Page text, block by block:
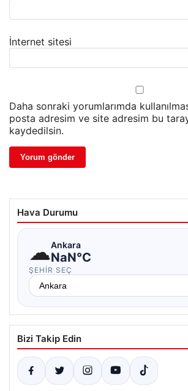
İnternet sitesi
Daha sonraki yorumlarımda
posta adresim ve site adresim bu
kaydedilsin.
Hava Durumu
☁Ankara
NaN°C
ŞEHIR SEÇ
Bizi Takip Edin